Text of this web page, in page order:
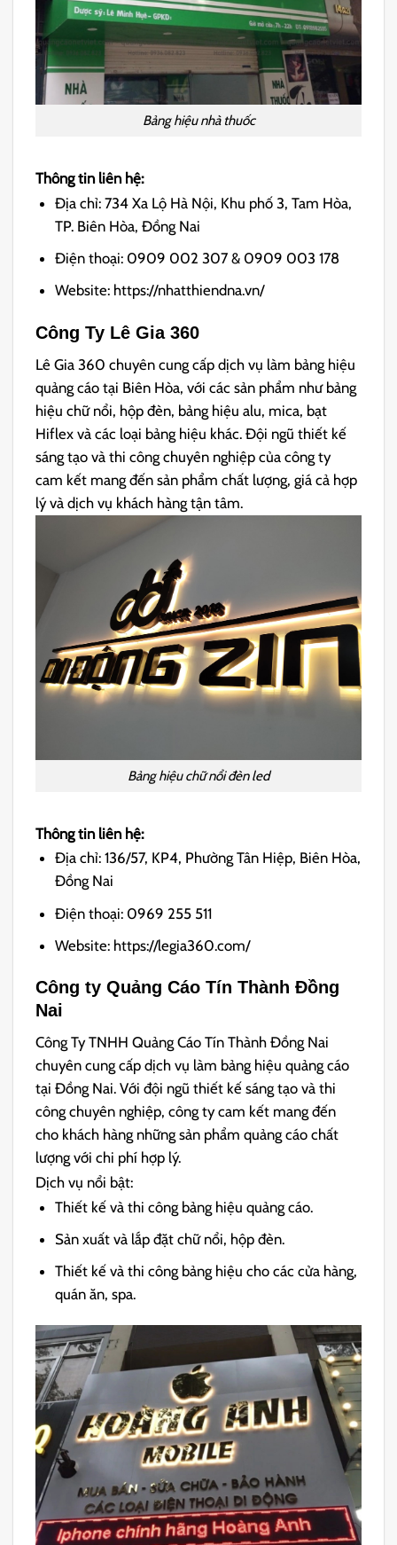
Bảng hiệu nhà thuốc
Thông tin liên hệ:
Địa chỉ: 734 Xa Lộ Hà Nội, Khu phố 3, Tam Hòa,
TP. Biên Hòa, Đồng Nai
Điện thoại: 0909 002 307 & 0909 003 178
Website: https://nhatthiendna.vn/
Công Ty Lê Gia 360
Lê Gia 360 chuyên cung cấp dịch vụ làm bảng hiệu
quảng cáo tại Biên Hòa, với các sản phẩm như bảng
hiệu chữ nổi, hộp đèn, bảng hiệu alu, mica, bạt
Hiflex và các loại bảng hiệu khác. Đội ngũ thiết kế
sáng tạo và thi công chuyên nghiệp của công ty
cam kết mang đến sản phẩm chất lượng, giá cả hợp
lý và dịch vụ khách hàng tận tâm.
Bảng hiệu chữ nổi đèn led
Thông tin liên hệ:
Địa chỉ: 136/57, KP4, Phường Tân Hiệp, Biên Hòa,
Đồng Nai
Điện thoại: 0969 255 511
Website: https://legia360.com/
Công ty Quảng Cáo Tín Thành Đồng
Nai
Công Ty TNHH Quảng Cáo Tín Thành Đồng Nai
chuyên cung cấp dịch vụ làm bảng hiệu quảng cáo
tại Đồng Nai. Với đội ngũ thiết kế sáng tạo và thi
công chuyên nghiệp, công ty cam kết mang đến
cho khách hàng những sản phẩm quảng cáo chất
lượng với chi phí hợp lý.
Dịch vụ nổi bật:
Thiết kế và thi công bảng hiệu quảng cáo.
Sản xuất và lắp đặt chữ nổi, hộp đèn.
Thiết kế và thi công bảng hiệu cho các cửa hàng,
quán ăn, spa.